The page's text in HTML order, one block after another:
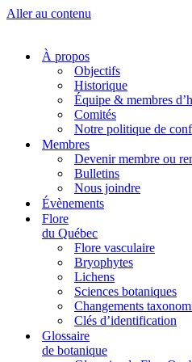
Aller au contenu
À propos
Objectifs
Historique
Équipe & membres
Comités
Notre politique de
Membres
Devenir membre ou
Bulletins
Nous joindre
Évènements
Flore
du Québec
Flore vasculaire
Bryophytes
Lichens
Sciences botaniques
Changements
Clés d’identification
Glossaire
de botanique